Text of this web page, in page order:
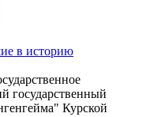
в историю
государственный
Курской